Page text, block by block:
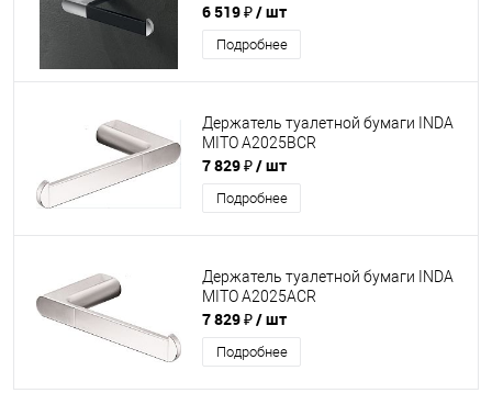
6 519 ₽/ шт
Подробнее
Держатель туалетной бумаги INDA
MITO A2025BCR
7 829 ₽/ шт
Подробнее
Держатель туалетной бумаги INDA
MITO A2025ACR
7 829 ₽/ шт
Подробнее